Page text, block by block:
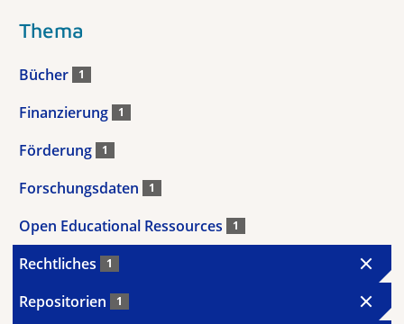
Thema
Bücher 1
Finanzierung 1
Förderung 1
Forschungsdaten 1
Open Educational Ressources 1
Rechtliches 1
Repositorien 1